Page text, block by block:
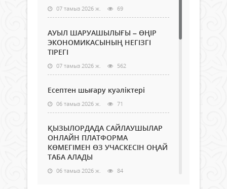
07 тамыз 2026 ж. 69
АУЫЛ ШАРУАШЫЛЫҒЫ – ӨҢІР
ЭКОНОМИКАСЫНЫҢ НЕГІЗГІ
ТІРЕГІ
07 тамыз 2026 ж. 562
Есептен шығару куәліктері
06 тамыз 2026 ж. 71
ҚЫЗЫЛОРДАДА САЙЛАУШЫЛАР
ОНЛАЙН ПЛАТФОРМА
КӨМЕГІМЕН ӨЗ УЧАСКЕСІН ОҢАЙ
ТАБА АЛАДЫ
06 тамыз 2026 ж. 84